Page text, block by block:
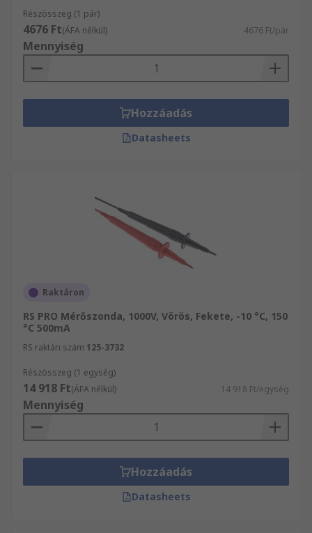
Részösszeg (1 pár)
4676 Ft(ÁFA nélkül) 4676 Ft/pár
Mennyiség
Hozzáadás
Datasheets
Raktáron
RS PRO Mérőszonda, 1000V, Vörös, Fekete, -10 °C, 150
°C 500mA
RS raktári szám 125-3732
Részösszeg (1 egység)
14 918 Ft(ÁFA nélkül) 14 918 Ft/egység
Mennyiség
Hozzáadás
Datasheets